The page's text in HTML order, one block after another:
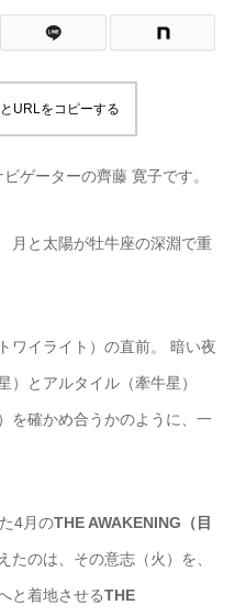
URLをコピーする
ゲーターの齊藤 寛子です。
月と太陽が牡牛座の深淵で重
ワイライト）の直前。 暗い夜
）とアルタイル（牽牛星）
を確かめ合うかのように、一
4月のTHE AWAKENING（目
たのは、その意志（火）を、
と着地させるTHE